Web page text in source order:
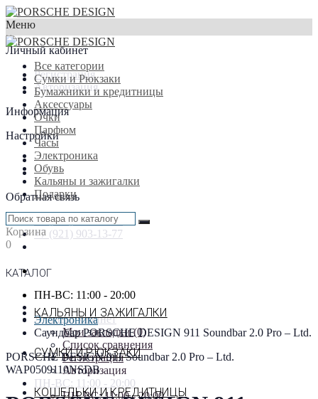
Меню
×
Личный кабинет
Регистрация
Авторизация
Информация
Настройки
Обратная связь
+7 (916) 933-87-77
+7 (921) 903-13-77
ПН-ВС: 11:00 - 20:00
Личный кабинет
Мои закладки (0)
Список сравнения
Регистрация
Авторизация
ПН-ВС: 11:00 - 20:00
ПН-ВС: 11:00 - 20:00
Все категории
Сумки и Рюкзаки
Бумажники и кредитницы
Аксессуары
Очки
Парфюм
Часы
Электроника
Обувь
Кальяны и зажигалки
Подарки
Корзина
0
КАТАЛОГ
КАЛЬЯНЫ И ЗАЖИГАЛКИ
СУМКИ И РЮКЗАКИ
КОШЕЛЬКИ И КРЕДИТНИЦЫ
Электроника
Саундбар PORSCHE DESIGN 911 Soundbar 2.0 Pro – Ltd.
PORSCHE DESIGN 911 Soundbar 2.0 Pro – Ltd.
WAP0509110NSDB